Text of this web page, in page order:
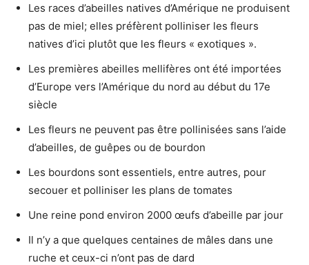
Les races d’abeilles natives d’Amérique ne produisent
pas de miel; elles préfèrent polliniser les fleurs
natives d’ici plutôt que les fleurs « exotiques ».
Les premières abeilles mellifères ont été importées
d’Europe vers l’Amérique du nord au début du 17e
siècle
Les fleurs ne peuvent pas être pollinisées sans l’aide
d’abeilles, de guêpes ou de bourdon
Les bourdons sont essentiels, entre autres, pour
secouer et polliniser les plans de tomates
Une reine pond environ 2000 œufs d’abeille par jour
Il n’y a que quelques centaines de mâles dans une
ruche et ceux-ci n’ont pas de dard